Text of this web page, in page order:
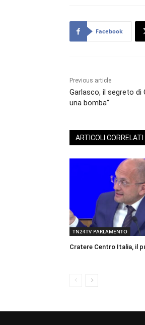
Facebook
Previous article
Garlasco, il segreto di
una bomba”
ARTICOLI CORRELATI
TN24TV PARLAMENTO
Cratere Centro Italia, il